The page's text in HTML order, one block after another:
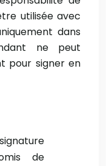
utilisée avec
dans
ne peut
pour signer en
de